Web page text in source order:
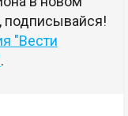
подписывайся!
"Вести
.